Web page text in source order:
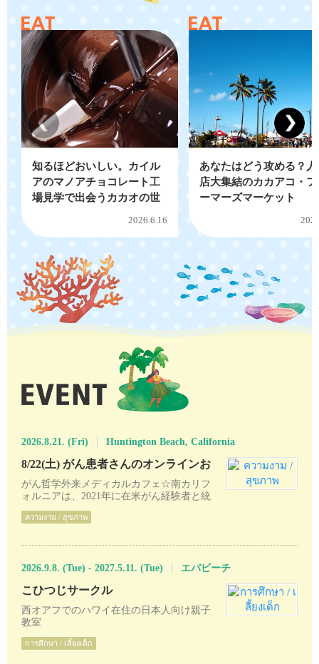
知るほどおいしい。カイル
アのマノアチョコレート工
場見学で出会うカカオの世
2026.6.16
あなたはどう攻める？人
店大集結のカカアコ・フ
ーマーズマーケット
2026.8.21. (Fri) Huntington Beach, California
8/22(土) がん患者さんのオンラインお
茶会（無料）
がん哲学外来メディカルカフェ☆南カリフ
ォルニアは、2021年に在米がん経験者と統
合医療従事者がボランティアで始めた会で
す。毎回、がん治療にまつわる話や日常の
ての方もリピーターさんもお気軽に遊びに
ความงาม / สุขภาพ
2026.9.8. (Tue) - 2027.5.11. (Tue) エバビーチ
こひつじサークル
西オアフでのハワイ在住の日本人向け親子
教室
การศึกษา / เลี้ยงเด็ก